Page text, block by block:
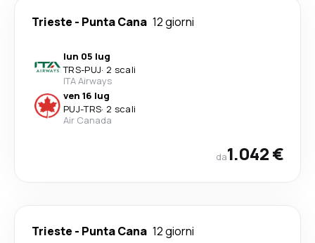
Trieste - Punta Cana 12 giorni
lun 05 lug
TRS-PUJ· 2 scali
ITA Airways
ven 16 lug
PUJ-TRS· 2 scali
Air Canada
da1.042 €
Trieste - Punta Cana 12 giorni